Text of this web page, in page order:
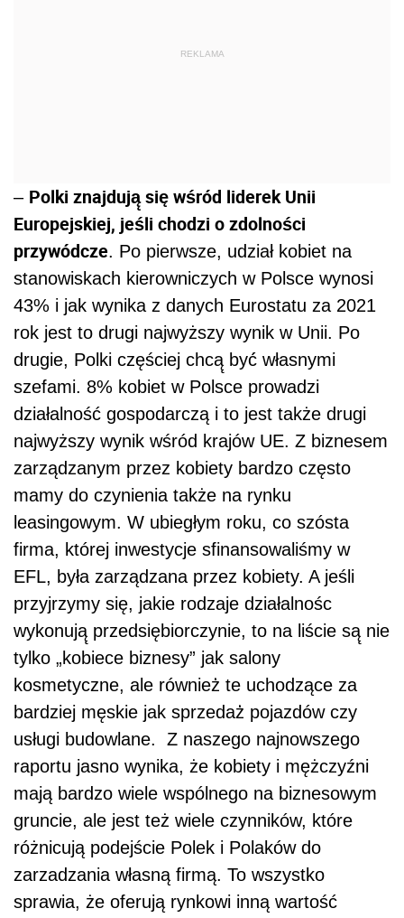
REKLAMA
– Polki znajdują̨ się wśród liderek Unii
Europejskiej, jeśli chodzi o zdolności
przywódcze. Po pierwsze, udział kobiet na
stanowiskach kierowniczych w Polsce wynosi
43% i jak wynika z danych Eurostatu za 2021
rok jest to drugi najwyższy wynik w Unii. Po
drugie, Polki częściej chcą̨ być́ własnymi
szefami. 8% kobiet w Polsce prowadzi
działalność gospodarczą i to jest także drugi
najwyższy wynik wśród krajów UE. Z biznesem
zarządzanym przez kobiety bardzo często
mamy do czynienia także na rynku
leasingowym. W ubiegłym roku, co szósta
firma, której inwestycje sfinansowaliśmy w
EFL, była zarządzana przez kobiety. A jeśli
przyjrzymy się, jakie rodzaje działalnośc
wykonują̨ przedsiębiorczynie, to na liście są̨ nie
tylko „kobiece biznesy” jak salony
kosmetyczne, ale również̇ te uchodzące za
bardziej męskie jak sprzedaż̇ pojazdów czy
usługi budowlane. Z naszego najnowszego
raportu jasno wynika, że kobiety i mężczyźni
mają bardzo wiele wspólnego na biznesowym
gruncie, ale jest też wiele czynników, które
różnicują podejście Polek i Polaków do
zarzadzania własną firmą. To wszystko
sprawia, że oferują rynkowi inną wartość